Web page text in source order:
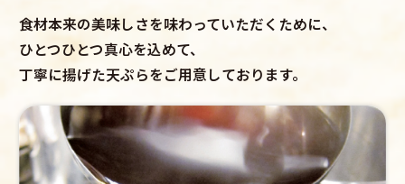
食材本来の美味しさを味わっていただくために、
ひとつひとつ真心を込めて、
丁寧に揚げた天ぷらをご用意しております。